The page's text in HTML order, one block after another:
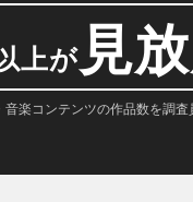
上が 見
楽コンテンツの作品数を調査